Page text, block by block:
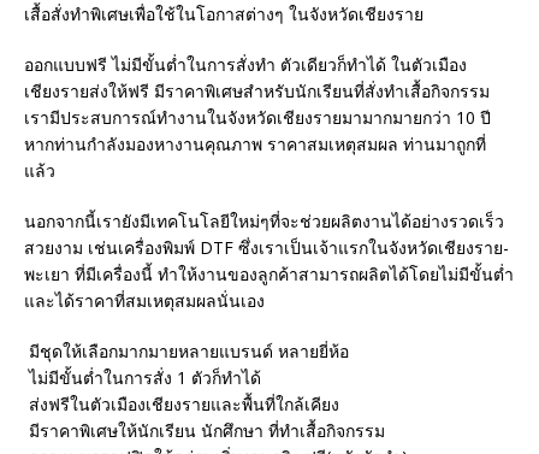
เสื้อสั่งทำพิเศษเพื่อใช้ในโอกาสต่างๆ ในจังหวัดเชียงราย
ออกแบบฟรี ไม่มีขั้นต่ำในการสั่งทำ ตัวเดียวก็ทำได้ ในตัวเมือง
เชียงรายส่งให้ฟรี มีราคาพิเศษสำหรับนักเรียนที่สั่งทำเสื้อกิจกรรม
เรามีประสบการณ์ทำงานในจังหวัดเชียงรายมามากมายกว่า 10 ปี
หากท่านกำลังมองหางานคุณภาพ ราคาสมเหตุสมผล ท่านมาถูกที่
แล้ว
นอกจากนี้เรายังมีเทคโนโลยีใหม่ๆที่จะช่วยผลิตงานได้อย่างรวดเร็ว
สวยงาม เช่นเครื่องพิมพ์ DTF ซึ่งเราเป็นเจ้าแรกในจังหวัดเชียงราย-
พะเยา ที่มีเครื่องนี้ ทำให้งานของลูกค้าสามารถผลิตได้โดยไม่มีขั้นต่ำ
และได้ราคาที่สมเหตุสมผลนั่นเอง
มีชุดให้เลือกมากมายหลายแบรนด์ หลายยี่ห้อ
ไม่มีขั้นต่ำในการสั่ง 1 ตัวก็ทำได้
ส่งฟรีในตัวเมืองเชียงรายและพื้นที่ใกล้เคียง
มีราคาพิเศษให้นักเรียน นักศึกษา ที่ทำเสื้อกิจกรรม